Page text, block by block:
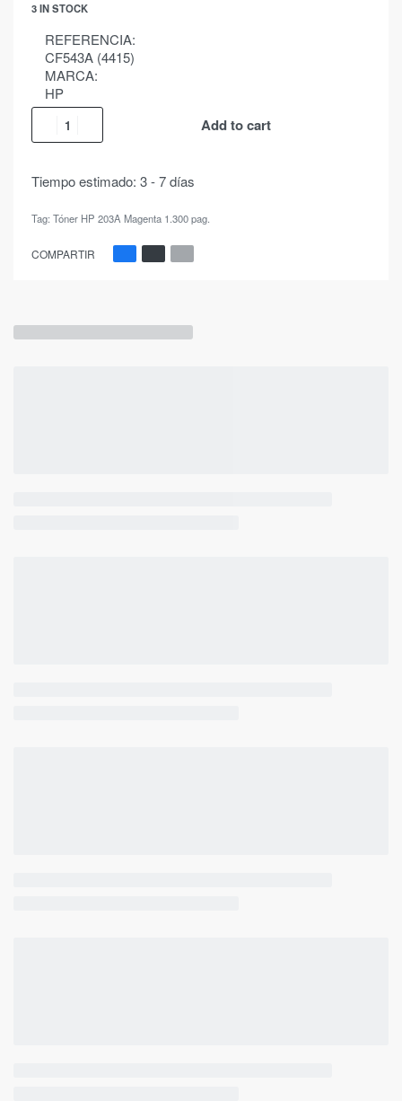
3 IN STOCK
REFERENCIA:
CF543A (4415)
MARCA:
HP
Add to cart
Tiempo estimado: 3 - 7 días
Tag: Tóner HP 203A Magenta 1.300 pag.
COMPARTIR